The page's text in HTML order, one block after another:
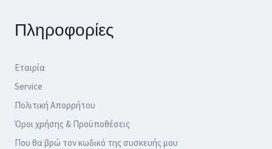
Πληροφορίες
Εταιρία
Service
Πολιτική Απορρήτου
Όροι χρήσης & Προϋποθέσεις
Που θα βρώ τον κωδικό της συσκευής μου